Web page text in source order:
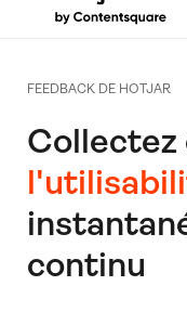
FEEDBACK DE HOTJAR
Collectez
continu